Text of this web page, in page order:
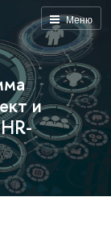
Меню
и